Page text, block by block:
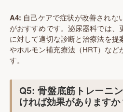
A4: 自己ケアで症状が改善されな
がおすすめです。泌尿器科では、
に対して適切な診断と治療法を提
やホルモン補充療法（HRT）など
す。
Q5: 骨盤底筋トレーニ
ければ効果がありますか